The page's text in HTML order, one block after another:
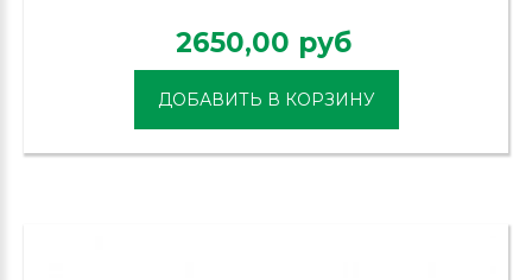
2650,00 руб
ДОБАВИТЬ В КОРЗИНУ